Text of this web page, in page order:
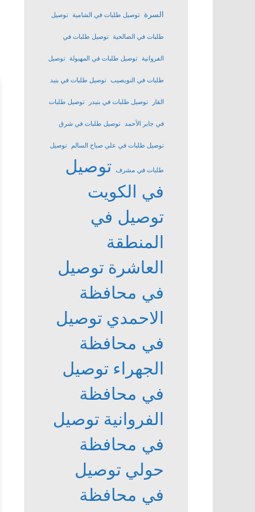
السرة توصيل طلبات في الشامية توصيل
طلبات في الصالحية توصيل طلبات في
الفروانية توصيل طلبات في المهبولة توصيل
طلبات في النويصيب توصيل طلبات في بنيد
القار توصيل طلبات في بنيدر توصيل طلبات
في جابر الأحمد توصيل طلبات في شرق
توصيل طلبات في علي صباح السالم توصيل
طلبات في مشرف
توصيل
في الكويت
توصيل في
المنطقة
العاشرة توصيل
في محافظة
الاحمدي توصيل
في محافظة
الجهراء توصيل
في محافظة
الفروانية توصيل
في محافظة
حولي توصيل
في محافظة